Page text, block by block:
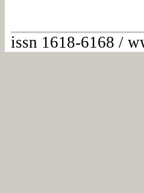
issn 1618-6168 /